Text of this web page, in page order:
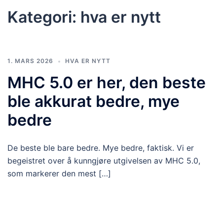
Kategori: hva er nytt
1. MARS 2026 HVA ER NYTT
MHC 5.0 er her, den beste
ble akkurat bedre, mye
bedre
De beste ble bare bedre. Mye bedre, faktisk. Vi er
begeistret over å kunngjøre utgivelsen av MHC 5.0,
som markerer den mest […]